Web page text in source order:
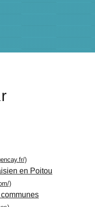
)
en Poitou
)